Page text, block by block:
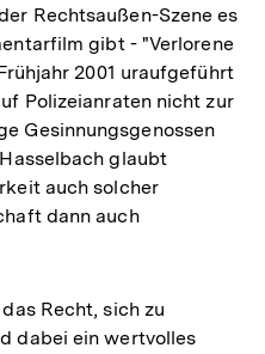
Rechtsaußen-Szene es
gibt - "Verlorene
2001 uraufgeführt
Polizeianraten nicht zur
Gesinnungsgenossen
glaubt
auch solcher
dann auch
Recht, sich zu
dabei ein wertvolles